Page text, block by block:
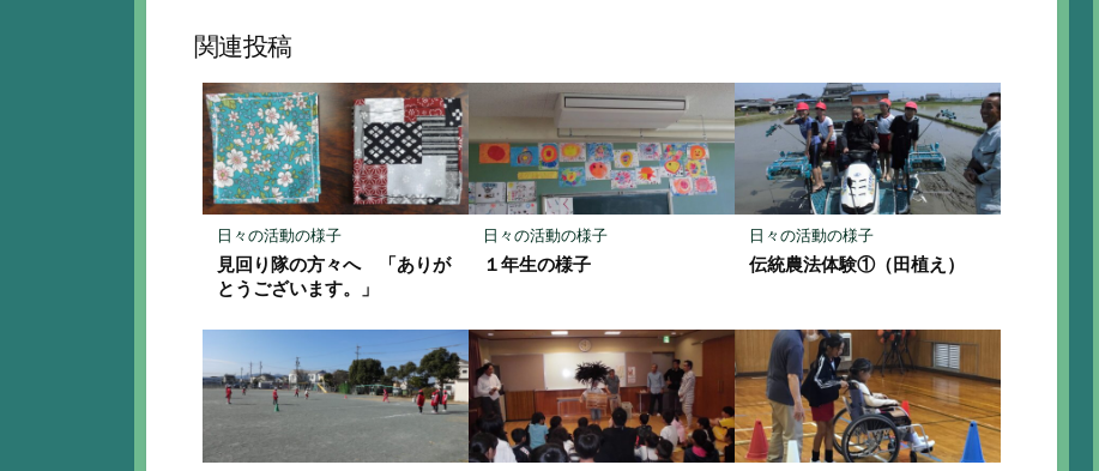
ア
マ
ー
ク
に
保
関連投稿
日々の活動の様子
見回り隊の方々へ 「ありが
とうございます。」
日々の活動の様子
１年生の様子
日々の活動の様子
伝統農法体験①（田植え）